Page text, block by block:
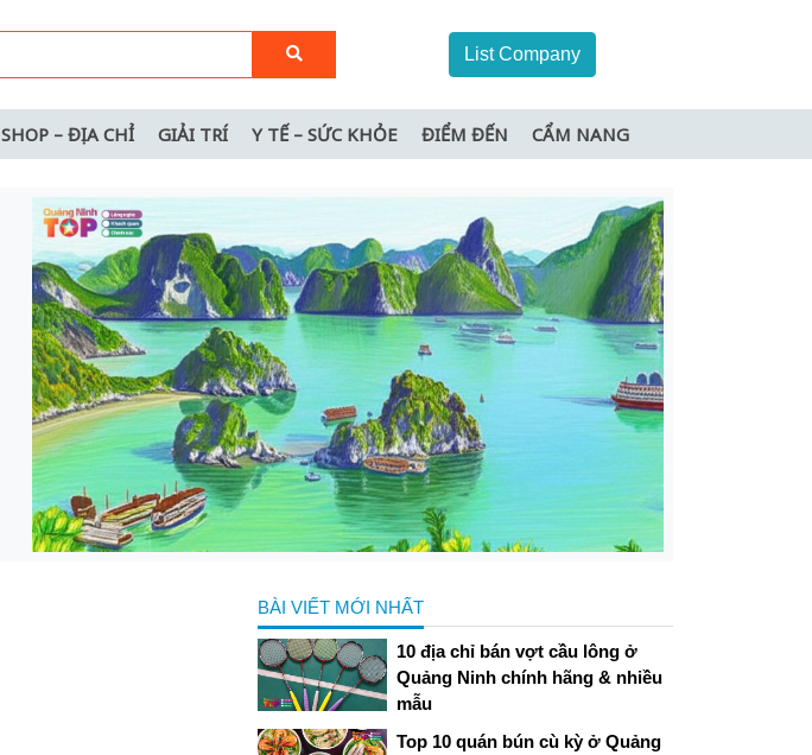
List Company
SHOP – ĐỊA CHỈ GIẢI TRÍ Y TẾ – SỨC KHỎE ĐIỂM ĐẾN CẨM NANG
BÀI VIẾT MỚI NHẤT
10 địa chỉ bán vợt cầu lông ở
Quảng Ninh chính hãng & nhiều
mẫu
Top 10 quán bún cù kỳ ở Quảng